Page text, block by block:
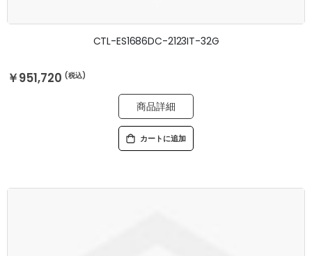
CTL-ES1686DC-2123IT-32G
￥951,720
商品詳細
カートに追加